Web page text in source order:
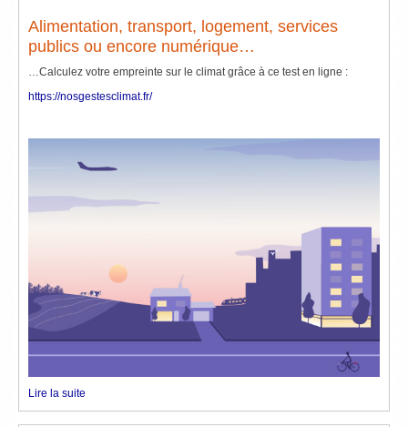
Alimentation, transport, logement, services
publics ou encore numérique…
…Calculez votre empreinte sur le climat grâce à ce test en ligne :
https://nosgestesclimat.fr/
Lire la suite